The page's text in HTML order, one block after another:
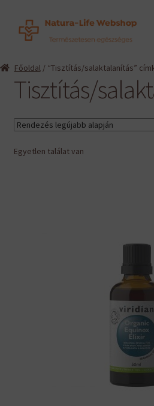
Ugrás
Kilépés
Információk
Gyártók
Hírek
Főoldal/ “Tisztítás/salaktalanítás”
Tisztítás/
Egyetlen találat van